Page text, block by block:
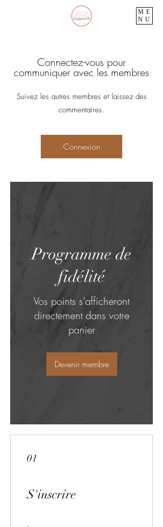
ME
NU
Connectez-vous pour
communiquer avec les membres
Suivez les autres membres et laissez des
commentaires.
Connexion
Programme de
fidélité
Vos points s'afficheront
directement dans votre
panier
Devenir membre
01
S'inscrire